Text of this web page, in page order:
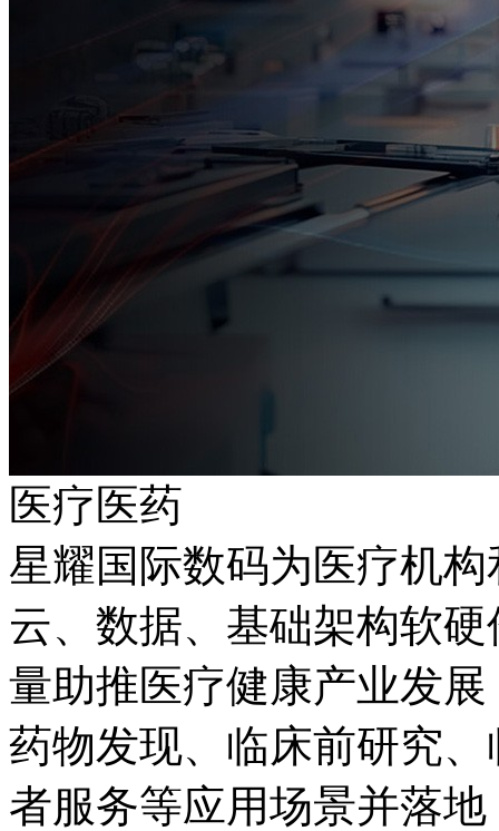
医疗医药
星耀国际数码为医疗机
云、数据、基础架构
量助推医疗健康产业发展
药物发现、临床前研究
者服务等应用场景并落地